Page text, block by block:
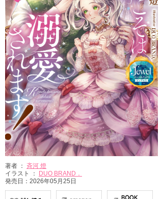
著者 ： 斉河 燈
イラスト ：
DUO BRAND．
発売日：2026年05月25日